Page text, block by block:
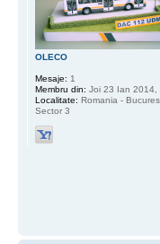
OLECO
Mesaje: 1
Membru din: Joi 23 Ian 2014,
Localitate: Romania -
Sector 3